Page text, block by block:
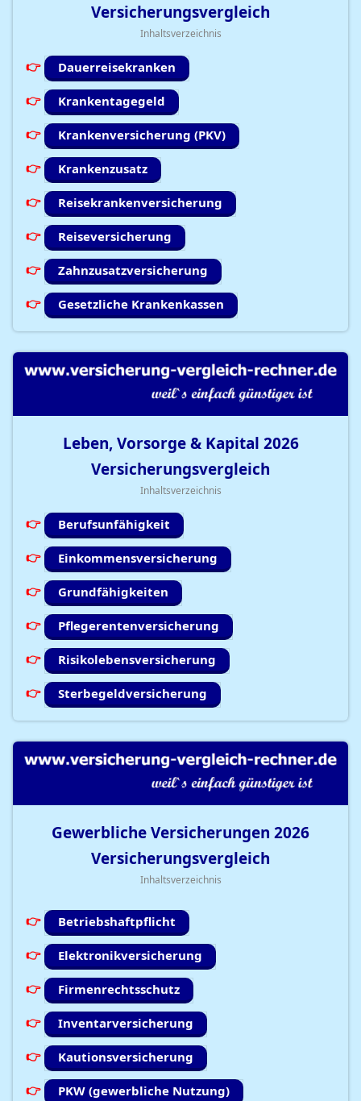
Versicherungsvergleich
Inhaltsverzeichnis
Dauerreisekranken
Krankentagegeld
Krankenversicherung (PKV)
Krankenzusatz
Reisekrankenversicherung
Reiseversicherung
Zahnzusatzversicherung
Gesetzliche Krankenkassen
Leben, Vorsorge & Kapital 2026
Versicherungsvergleich
Inhaltsverzeichnis
Berufsunfähigkeit
Einkommensversicherung
Grundfähigkeiten
Pflegerentenversicherung
Risikolebensversicherung
Sterbegeldversicherung
Gewerbliche Versicherungen 2026
Versicherungsvergleich
Inhaltsverzeichnis
Betriebshaftpflicht
Elektronikversicherung
Firmenrechtsschutz
Inventarversicherung
Kautionsversicherung
PKW (gewerbliche Nutzung)